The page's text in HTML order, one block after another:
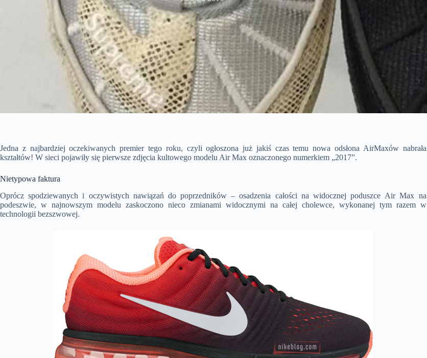
Jedna z najbardziej oczekiwanych premier tego roku, czyli ogłoszona już jakiś czas temu nowa odsłona AirMaxów nabrała
kształtów! W sieci pojawiły się pierwsze zdjęcia kultowego modelu Air Max oznaczonego numerkiem „2017”.
Nietypowa faktura
Oprócz spodziewanych i oczywistych nawiązań do poprzedników – osadzenia całości na widocznej poduszce Air Max na
podeszwie, w najnowszym modelu zaskoczono nieco zmianami widocznymi na całej cholewce, wykonanej tym razem w
technologii bezszwowej.